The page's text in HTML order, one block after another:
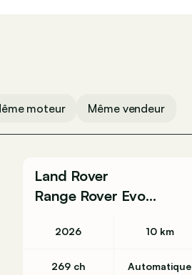
moteur Même vendeur
Land Rover
Range Rover Evoque
2026 10 km
269 ch Automatique